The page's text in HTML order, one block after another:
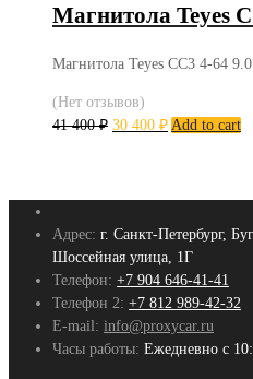
Магнитола Teyes
Магнитола Teyes CC3 4-64
(Нет отзывов)
41 400₽ 30 400 ₽ Add to cart
Адрес: г. Санкт-Петербург,
Шоссейная улица, 1Г
Телефон: +7 904 646-41-41
Телефон 2: +7 812 989-42-32
E-mail: info@proxycar.ru
Часы работы: Ежедневно с